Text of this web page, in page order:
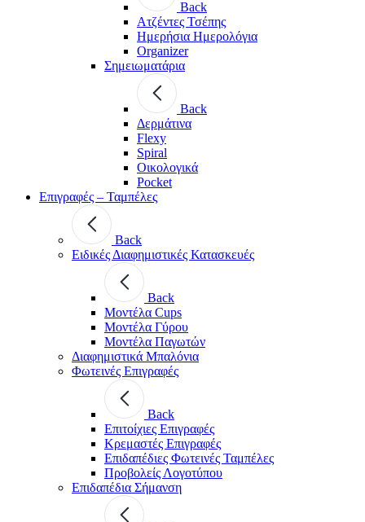
Back
Ατζέντες Τσέπης
Ημερήσια Ημερολόγια
Organizer
Σημειωματάρια
Back
Δερμάτινα
Flexy
Spiral
Οικολογικά
Pocket
Επιγραφές – Ταμπέλες
Back
Ειδικές Διαφημιστικές Κατασκευές
Back
Μοντέλα Cups
Μοντέλα Γύρου
Μοντέλα Παγωτών
Διαφημιστικά Μπαλόνια
Φωτεινές Επιγραφές
Back
Επιτοίχιες Επιγραφές
Κρεμαστές Επιγραφές
Επιδαπέδιες Φωτεινές Ταμπέλες
Προβολείς Λογοτύπου
Επιδαπέδια Σήμανση